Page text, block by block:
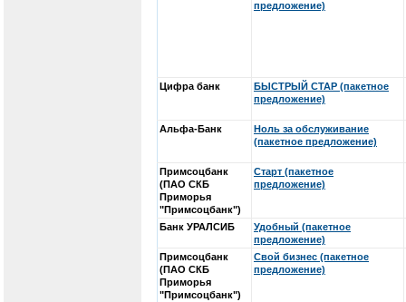
предложение)
Цифра банк
БЫСТРЫЙ СТАР (пакетное
предложение)
Альфа-Банк
Ноль за обслуживание
(пакетное предложение)
Примсоцбанк
(ПАО СКБ
Приморья
"Примсоцбанк")
Старт (пакетное
предложение)
Банк УРАЛСИБ
Удобный (пакетное
предложение)
Примсоцбанк
(ПАО СКБ
Приморья
"Примсоцбанк")
Свой бизнес (пакетное
предложение)